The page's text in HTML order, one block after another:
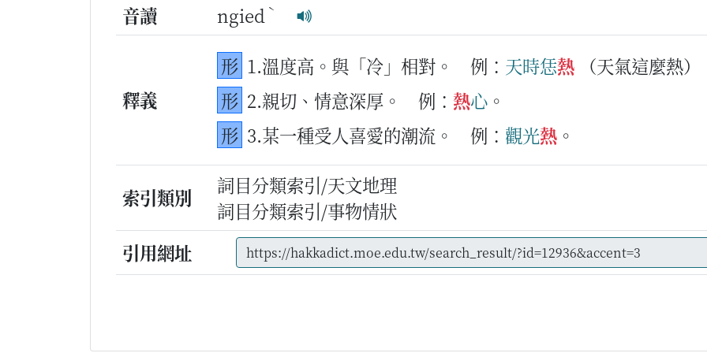
音讀 ngied ˋ
釋義
形 1.溫度高。與「冷」相對。 例： 天時恁熱 （天氣這麼熱）
形 2.親切、情意深厚。 例： 熱心 。
形 3.某一種受人喜愛的潮流。 例： 觀光熱 。
索引類別
詞目分類索引/天文地理
詞目分類索引/事物情狀
引用網址